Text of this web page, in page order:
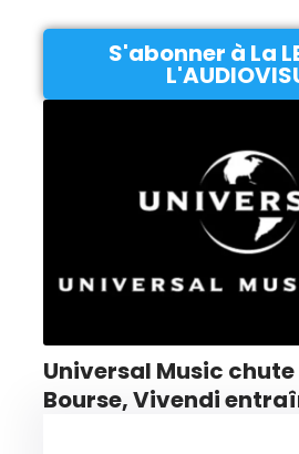
S'abonner à La
Universal Music chute
Bourse, Vivendi